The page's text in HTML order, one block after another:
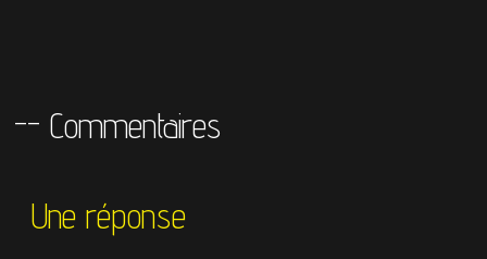
-- Commentaires
Une réponse